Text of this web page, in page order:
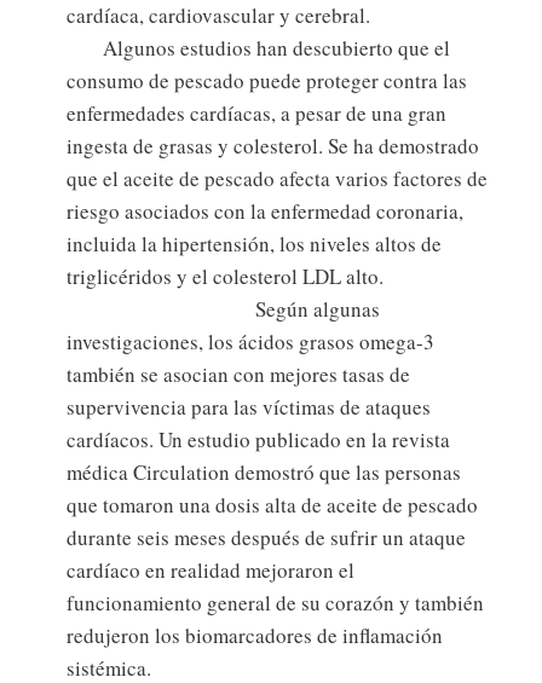
cardíaca, cardiovascular y cerebral.
Algunos estudios han descubierto que el
consumo de pescado puede proteger contra las
enfermedades cardíacas, a pesar de una gran
ingesta de grasas y colesterol. Se ha demostrado
que el aceite de pescado afecta varios factores de
riesgo asociados con la enfermedad coronaria,
incluida la hipertensión, los niveles altos de
triglicéridos y el colesterol LDL alto.
Según algunas
investigaciones, los ácidos grasos omega-3
también se asocian con mejores tasas de
supervivencia para las víctimas de ataques
cardíacos. Un estudio publicado en la revista
médica Circulation demostró que las personas
que tomaron una dosis alta de aceite de pescado
durante seis meses después de sufrir un ataque
cardíaco en realidad mejoraron el
funcionamiento general de su corazón y también
redujeron los biomarcadores de inflamación
sistémica.